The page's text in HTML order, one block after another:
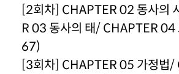
[2회차] CHAPTER 02 동사의
R 03 동사의 태/ CHAPTER
67)
[3회차] CHAPTER 05 가정법